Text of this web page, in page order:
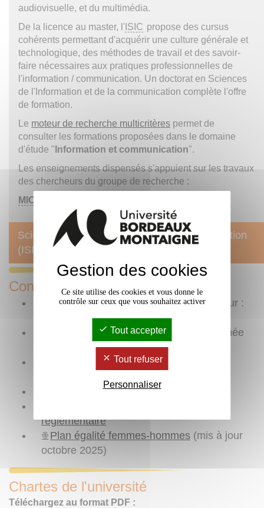
audiovisuelle, et du multimédia.
De la licence au master, l' ISIC propose des cursus
cohérents permettant d'acquérir une culture générale et
technologique, des méthodes de travail et des savoir-
faire nécessaires aux pratiques professionnelles de
l'information / communication. Un doctorat en Sciences
de l'Information et de la communication complète l'offre
de formation.
Le moteur de recherche multicritères permet de
consulter les formations proposées dans le domaine
d'étude " Information et communication".
Les enseignements dispensés s'appuient sur les travaux
des chercheurs du groupe de recherche :
MICA
Sciences de l'information et de la communication
(ISIC)
Consultez
organigramme de l'université (mis à jour :
rapport social unique(concernant l'année
statuts de l'université(mis à jour : 10
règlement intérieurde l'université
règlementaire
Plan égalité femmes-hommes (mis à jour
octobre 2025)
Chartes de l'université
Téléchargez au format PDF :
Gestion des cookies
Ce site utilise des cookies et vous donne le
contrôle sur ceux que vous souhaitez activer
Tout accepter
Tout refuser
Personnaliser